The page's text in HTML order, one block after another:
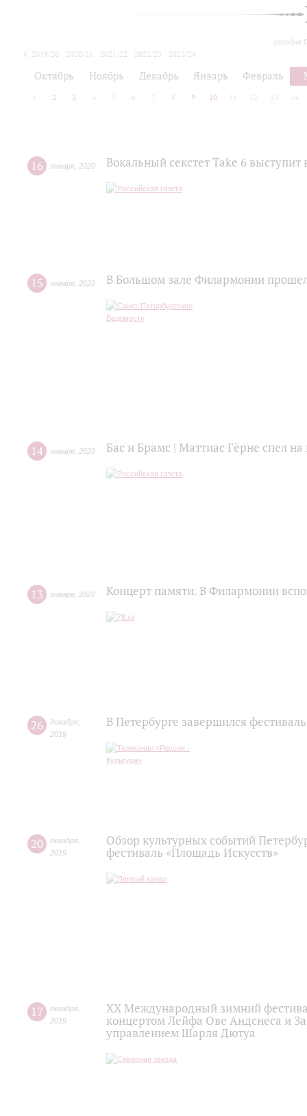
сегодня
2019/20 2020/21 2021/22 2022/23
2023/24
Октябрь Ноябрь Декабрь Январь Февраль
2 3 4 5 6 7 8 9 10 12 13 14
16 января 2020 Вокальный секстет Take 6 выступит
15 января 2020 В Большом зале Филармонии
14 января 2020 Бас и Брамс | Маттиас Гёрне спел
13 января 2020 Концерт памяти. В Филармонии
26 декабря
2019
В Петербурге завершился
20 декабря
2019
Обзор культурных событий
фестиваль «Площадь Искусств»
17 декабря
2019
XX Международный зимний
концертом Лейфа Ове Андснеса и
управлением Шарля Дютуа